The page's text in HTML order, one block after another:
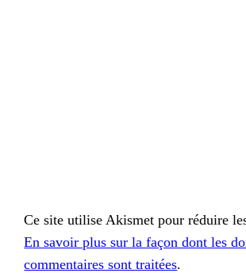
Ce site utilise Akismet pour réduire
En savoir plus sur la façon dont les
commentaires sont traitées.